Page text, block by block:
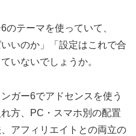
のテーマを使っていて、
いのか」「設定はこれで合
いないでしょうか。
ガー6でアドセンスを使う
方、PC・スマホ別の配置
アフィリエイトとの両立の